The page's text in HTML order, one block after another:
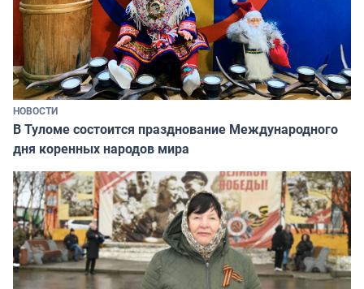
НОВОСТИ
В Туломе состоится празднование Международного
дня коренных народов мира